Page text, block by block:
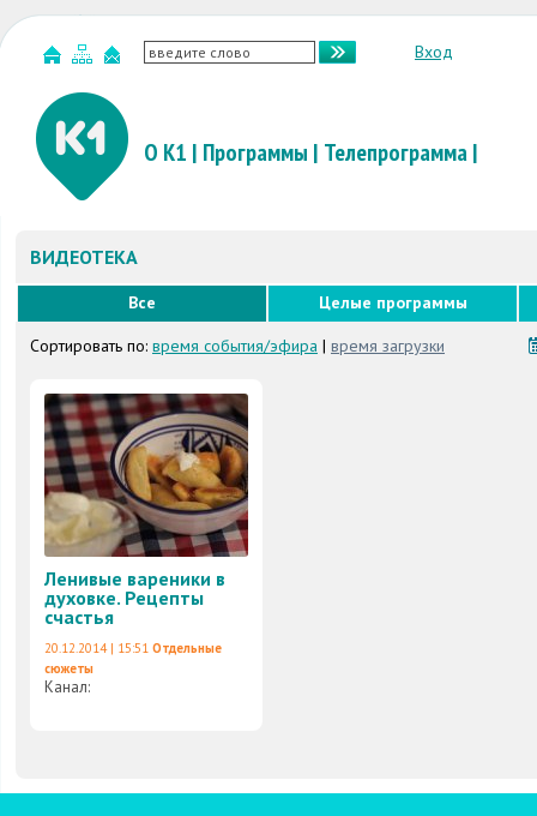
Вход
О К1 | Программы | Телепрограмма|
ВИДЕОТЕКА
Все
Целые программы
Сортировать по: время события/эфира | время загрузки
Ленивые вареники в
духовке. Рецепты
счастья
20.12.2014 | 15:51 Отдельные
сюжеты
Канал: